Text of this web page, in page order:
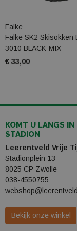
Falke
Falke SK2 Skisokken
3010 BLACK-MIX
€ 33,00
KOMT U LANGS
STADION
Leerentveld Vrije
Stadionplein 13
8025 CP Zwolle
038-4550755
Bekijk onze winkel